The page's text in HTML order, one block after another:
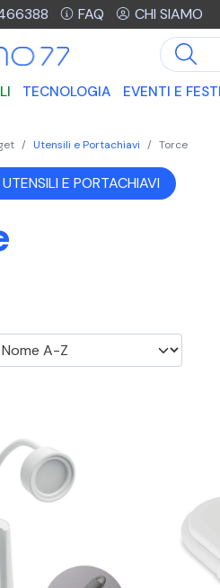
FAQ CHI SIAMO
TECNOLOGIA EVENTI E
Utensili e Portachiavi Torce
E PORTACHIAVI